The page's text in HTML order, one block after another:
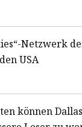
Netzwerk
USA
können